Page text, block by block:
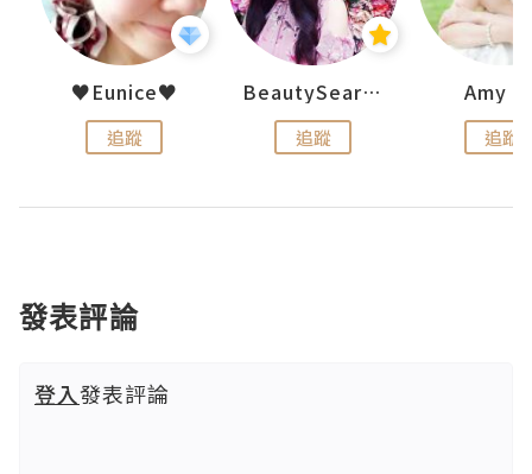
♥Eunice♥
追蹤
BeautySearch
追蹤
Amy
追蹤
發表評論
登入發表評論